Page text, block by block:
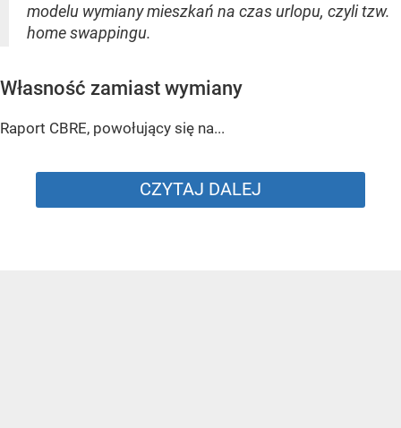
modelu wymiany mieszkań na czas urlopu, czyli tzw.
home swappingu.
Własność zamiast wymiany
Raport CBRE, powołujący się na...
CZYTAJ DALEJ